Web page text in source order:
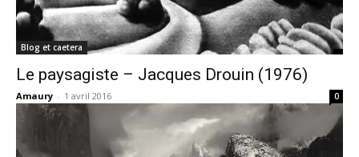
Blog et caetera
Le paysagiste – Jacques Drouin (1976)
Amaury - 1 avril 2016 0